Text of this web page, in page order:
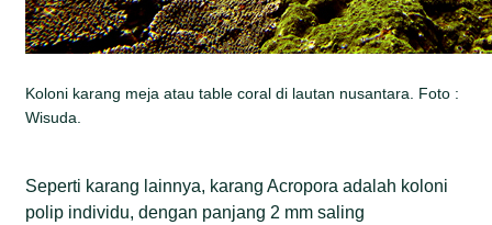
Koloni karang meja atau table coral di lautan nusantara. Foto :
Wisuda.
Seperti karang lainnya, karang Acropora adalah koloni
polip individu, dengan panjang 2 mm saling